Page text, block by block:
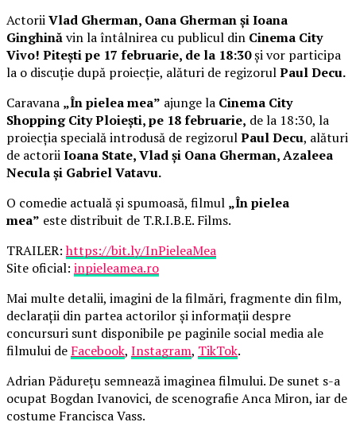
ActoriiVlad Gherman, Oana Gherman și Ioana
Ginghinăvin la întâlnirea cu publicul din Cinema City
Vivo! Pitești pe 17 februarie, de la 18:30și vor participa
la o discuție după proiecție, alături de regizorulPaul Decu.
Caravana „În pielea mea” ajunge la Cinema City
Shopping City Ploiești, pe 18 februarie, de la 18:30, la
proiecția specială introdusă de regizorulPaul Decu, alături
de actoriiIoana State, Vlad și Oana Gherman, Azaleea
Necula și Gabriel Vatavu.
O comedie actuală și spumoasă, filmul „În pielea
mea” este distribuit de T.R.I.B.E. Films.
TRAILER:https://bit.ly/InPieleaMea
Site oficial: inpieleamea.ro
Mai multe detalii, imagini de la filmări, fragmente din film,
declarații din partea actorilor și informații despre
concursuri sunt disponibile pe paginile social media ale
filmului de Facebook, Instagram, TikTok.
Adrian Pădurețu semnează imaginea filmului. De sunet s-a
ocupat Bogdan Ivanovici, de scenografie Anca Miron, iar de
costume Francisca Vass.